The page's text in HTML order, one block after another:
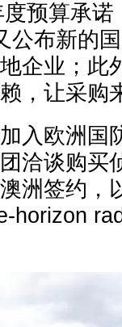
算承诺
公布新的
企业；此
，让采购
欧洲国
洽谈购买
洲签约，
horizon